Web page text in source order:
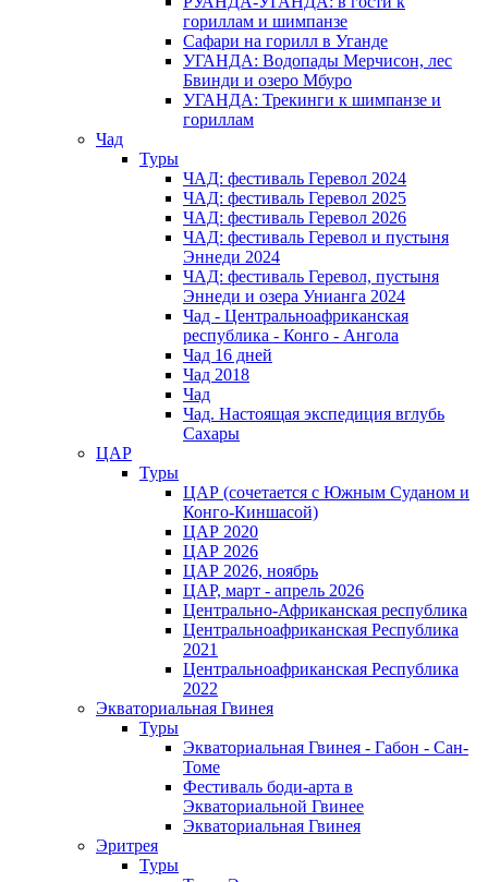
гориллам и шимпанзе
Сафари на горилл в Уганде
УГАНДА: Водопады Мерчисон, лес
Бвинди и озеро Мбуро
УГАНДА: Трекинги к шимпанзе и
гориллам
Чад
Туры
ЧАД: фестиваль Геревол 2024
ЧАД: фестиваль Геревол 2025
ЧАД: фестиваль Геревол 2026
ЧАД: фестиваль Геревол и пустыня
Эннеди 2024
ЧАД: фестиваль Геревол, пустыня
Эннеди и озера Унианга 2024
Чад - Центральноафриканская
республика - Конго - Ангола
Чад 16 дней
Чад 2018
Чад
Чад. Настоящая экспедиция вглубь
Сахары
ЦАР
Туры
ЦАР (сочетается с Южным Суданом и
Конго-Киншасой)
ЦАР 2020
ЦАР 2026
ЦАР 2026, ноябрь
ЦАР, март - апрель 2026
Центрально-Африканская республика
Центральноафриканская Республика
2021
Центральноафриканская Республика
2022
Экваториальная Гвинея
Туры
Экваториальная Гвинея - Габон - Сан-
Томе
Фестиваль боди-арта в
Экваториальной Гвинее
Экваториальная Гвинея
Эритрея
Туры